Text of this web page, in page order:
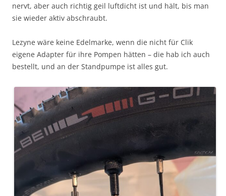
nervt, aber auch richtig geil luftdicht ist und hält, bis man
sie wieder aktiv abschraubt.
Lezyne wäre keine Edelmarke, wenn die nicht für Clik
eigene Adapter für ihre Pompen hätten – die hab ich auch
bestellt, und an der Standpumpe ist alles gut.